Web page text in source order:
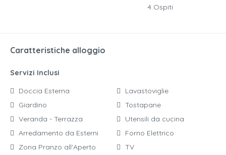
4 Ospiti
Caratteristiche alloggio
Servizi Inclusi
Doccia Esterna
Giardino
Veranda - Terrazza
Arredamento da Esterni
Zona Pranzo all'Aperto
Lavastoviglie
Tostapane
Utensili da cucina
Forno Elettrico
TV